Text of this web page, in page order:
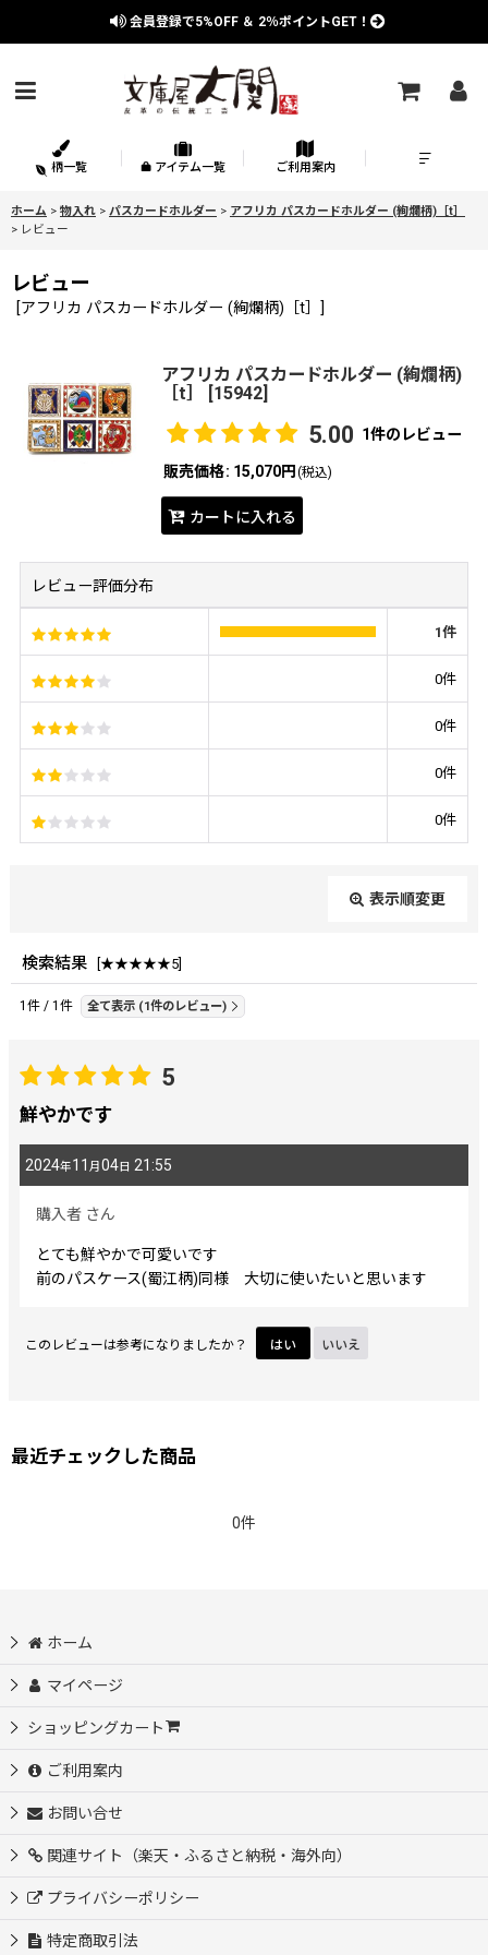
会員登録で5%OFF ＆ 2％ポイントGET！
柄一覧 アイテム一覧 ご利用案内
ホーム > 物入れ > パスカードホルダー > アフリカ パスカードホルダー (絢爛柄)［t］
> レビュー
レビュー
[アフリカ パスカードホルダー (絢爛柄)［t］ ]
アフリカ パスカードホルダー (絢爛柄)
［t］
[15942]
5.00 1件のレビュー
販売価格: 15,070円 (税込)
カートに入れる
レビュー評価分布
1件
0件
0件
0件
0件
表示順変更
レビュー検索:
画像:
星の数:
並び順:
絞り込む
検索結果 ★★★★★5
1 件 / 1 件 全て表示 (1件のレビュー)
5
鮮やかです
2024年11 月 04 日 21:55
購入者 さん
とても鮮やかで可愛いです
前のパスケース(蜀江柄)同様 大切に使いたいと思います
このレビューは参考になりましたか？ はい いいえ
最近チェックした商品
0件
ホーム
マイページ
ショッピングカート
ご利用案内
お問い合せ
関連サイト（楽天・ふるさと納税・海外向）
プライバシーポリシー
特定商取引法